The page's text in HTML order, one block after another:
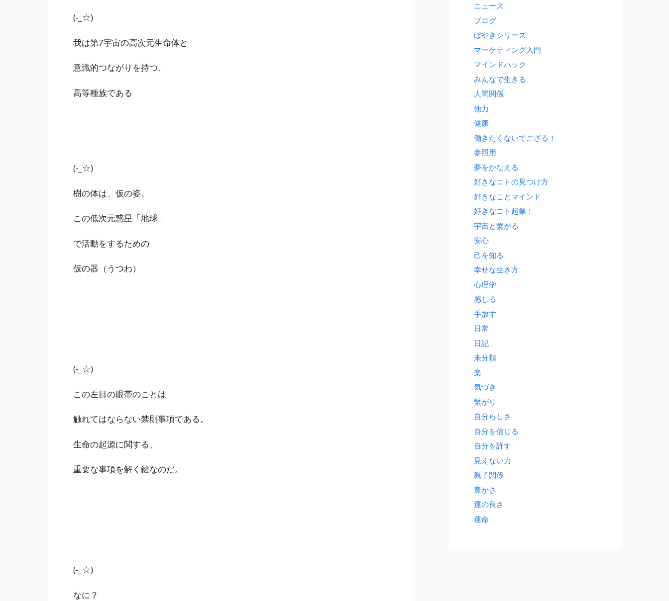
(-_☆)
我は第7宇宙の高次元生命体と
意識的つながりを持つ、
高等種族である
(-_☆)
樹の体は、仮の姿。
この低次元惑星「地球」
で活動をするための
仮の器（うつわ）
(-_☆)
この左目の眼帯のことは
触れてはならない禁則事項である。
生命の起源に関する、
重要な事項を解く鍵なのだ。
(-_☆)
なに？
ニュース
ブログ
ぼやきシリーズ
マーケティング入門
マインドハック
みんなで生きる
人間関係
他力
健康
働きたくないでござる！
参照用
夢をかなえる
好きなコトの見つけ方
好きなことマインド
好きなコト起業！
宇宙と繋がる
安心
己を知る
幸せな生き方
心理学
感じる
手放す
日常
日記
未分類
楽
気づき
繋がり
自分らしさ
自分を信じる
自分を許す
見えない力
親子関係
豊かさ
運の良さ
運命